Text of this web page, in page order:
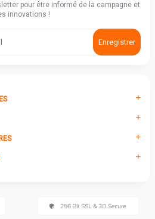
pour être informé de la campagne et
innovations !
Enregistrer